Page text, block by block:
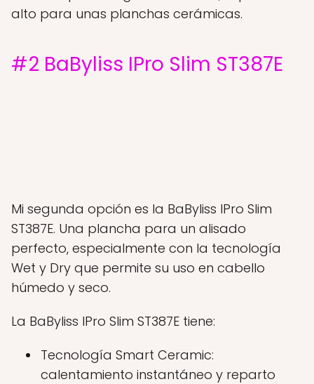
alto para unas planchas cerámicas.
#2 BaByliss IPro Slim ST387E
Mi segunda opción es la BaByliss IPro Slim
ST387E. Una plancha para un alisado
perfecto, especialmente con la tecnología
Wet y Dry que permite su uso en cabello
húmedo y seco.
La BaByliss IPro Slim ST387E tiene:
Tecnología Smart Ceramic:
calentamiento instantáneo y reparto